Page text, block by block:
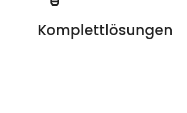
Komplettlösungen